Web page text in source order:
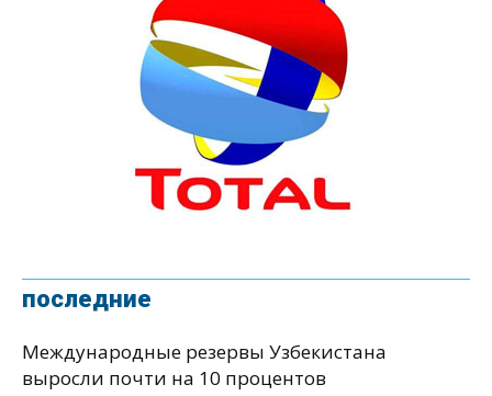
последние
Международные резервы Узбекистана
выросли почти на 10 процентов